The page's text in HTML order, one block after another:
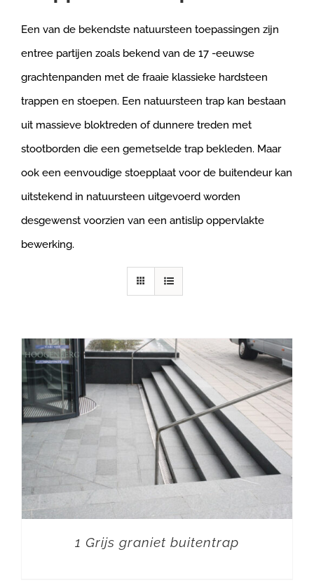
Een van de bekendste natuursteen toepassingen zijn
entree partijen zoals bekend van de 17 -eeuwse
grachtenpanden met de fraaie klassieke hardsteen
trappen en stoepen. Een natuursteen trap kan bestaan
uit massieve bloktreden of dunnere treden met
stootborden die een gemetselde trap bekleden. Maar
ook een eenvoudige stoepplaat voor de buitendeur kan
uitstekend in natuursteen uitgevoerd worden
desgewenst voorzien van een antislip oppervlakte
bewerking.
1 Grijs graniet buitentrap